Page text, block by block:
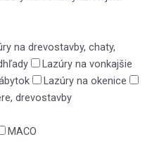
na drevostavby, chaty,
Lazúry na vonkajšie
Lazúry na okenice
drevostavby
MACO